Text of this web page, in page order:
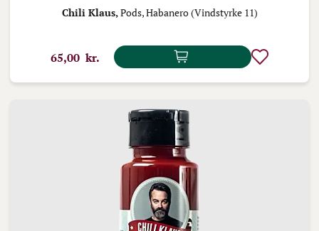
Chili Klaus,Pods, Habanero (Vindstyrke 11)
65,00 kr.